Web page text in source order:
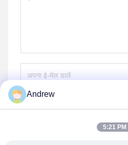
Andrew
5:21 PM